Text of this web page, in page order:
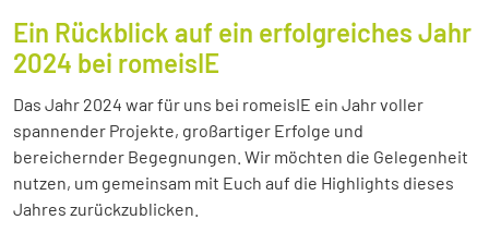
Ein Rückblick auf ein erfolgreiches Jahr
2024 bei romeisIE
Das Jahr 2024 war für uns bei romeisIE ein Jahr voller
spannender Projekte, großartiger Erfolge und
bereichernder Begegnungen. Wir möchten die Gelegenheit
nutzen, um gemeinsam mit Euch auf die Highlights dieses
Jahres zurückzublicken.